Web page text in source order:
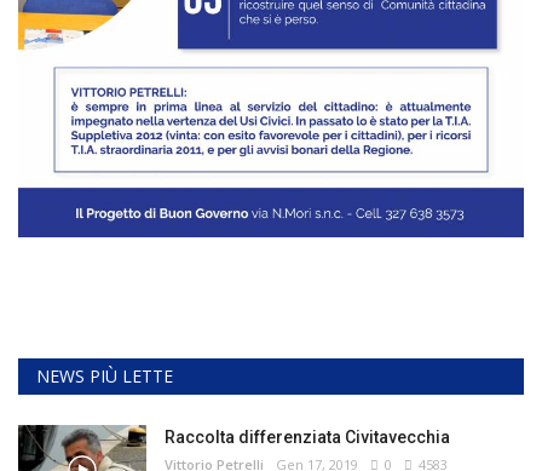
NEWS PIÙ LETTE
Raccolta differenziata Civitavecchia
Vittorio Petrelli Gen 17, 2019 0 4583